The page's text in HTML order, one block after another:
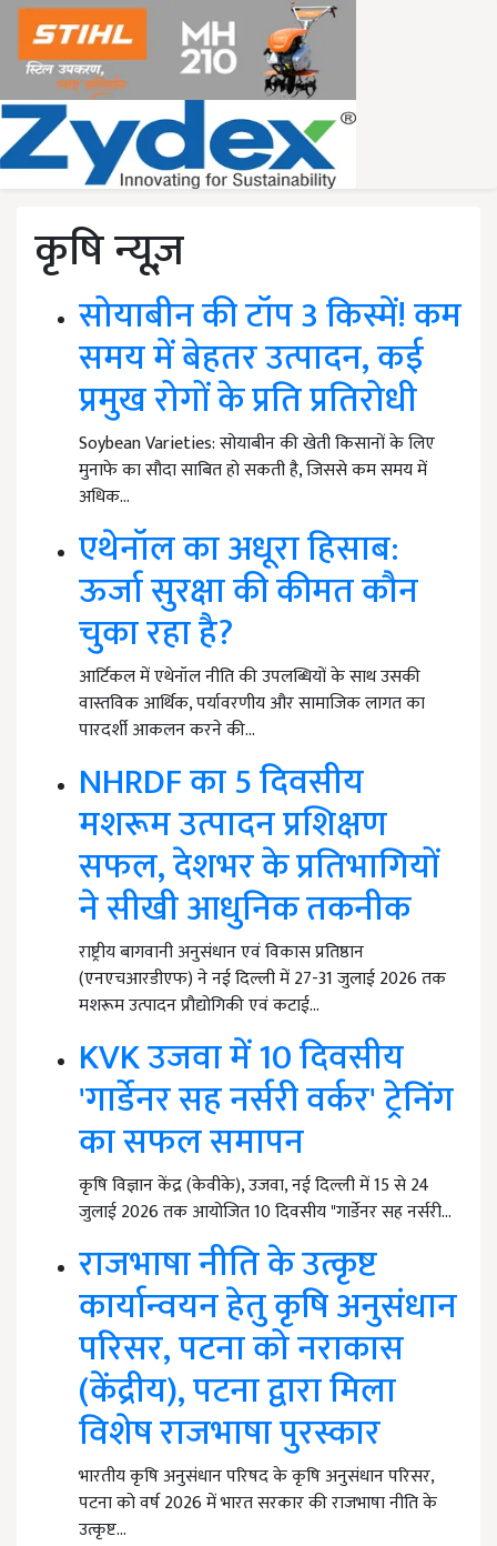
कृषि न्यूज़
सोयाबीन की टॉप 3 किस्में! कम
समय में बेहतर उत्पादन, कई
प्रमुख रोगों के प्रति प्रतिरोधी
Soybean Varieties: सोयाबीन की खेती किसानों के लिए
मुनाफे का सौदा साबित हो सकती है, जिससे कम समय में
अधिक…
एथेनॉल का अधूरा हिसाब:
ऊर्जा सुरक्षा की कीमत कौन
चुका रहा है?
आर्टिकल में एथेनॉल नीति की उपलब्धियों के साथ उसकी
वास्तविक आर्थिक, पर्यावरणीय और सामाजिक लागत का
पारदर्शी आकलन करने की…
NHRDF का 5 दिवसीय
मशरूम उत्पादन प्रशिक्षण
सफल, देशभर के प्रतिभागियों
ने सीखी आधुनिक तकनीक
राष्ट्रीय बागवानी अनुसंधान एवं विकास प्रतिष्ठान
(एनएचआरडीएफ) ने नई दिल्ली में 27-31 जुलाई 2026 तक
मशरूम उत्पादन प्रौद्योगिकी एवं कटाई…
KVK उजवा में 10 दिवसीय
'गार्डेनर सह नर्सरी वर्कर' ट्रेनिंग
का सफल समापन
कृषि विज्ञान केंद्र (केवीके), उजवा, नई दिल्ली में 15 से 24
जुलाई 2026 तक आयोजित 10 दिवसीय "गार्डेनर सह नर्सरी…
राजभाषा नीति के उत्कृष्ट
कार्यान्वयन हेतु कृषि अनुसंधान
परिसर, पटना को नराकास
(केंद्रीय), पटना द्वारा मिला
विशेष राजभाषा पुरस्कार
भारतीय कृषि अनुसंधान परिषद के कृषि अनुसंधान परिसर,
पटना को वर्ष 2026 में भारत सरकार की राजभाषा नीति के
उत्कृष्ट…